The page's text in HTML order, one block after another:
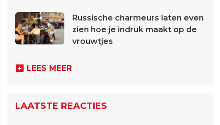
Russische charmeurs laten even
zien hoe je indruk maakt op de
vrouwtjes
LEES MEER
LAATSTE REACTIES